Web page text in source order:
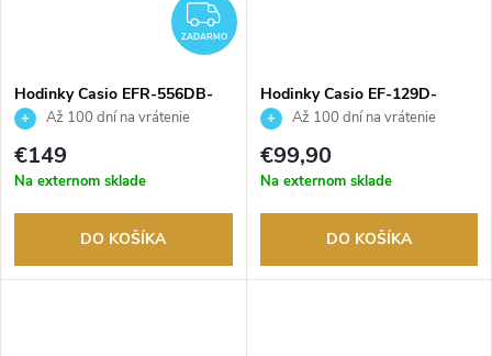
ZADARMO
ZADARMO
Hodinky Casio EFR-556DB-
2AVUEFAž 100 dní na vrátenie
tovaru. Autorizovaný predajca.
€149
Na externom sklade
DO KOŠÍKA
Hodinky Casio EF-129D-
2AVEFAž 100 dní na vrátenie
tovaru. Autorizovaný predajca.
€99,90
Na externom sklade
DO KOŠÍKA